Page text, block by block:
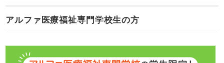
アルファ医療福祉専門学校生の方